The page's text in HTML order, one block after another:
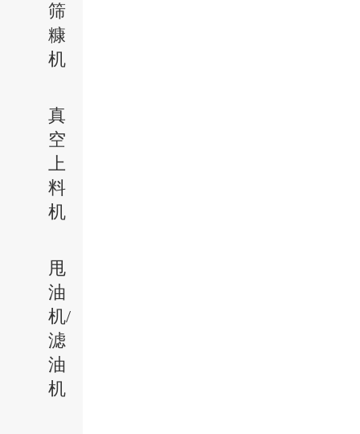
筛
糠
机
真
空
上
料
机
甩
油
机/
滤
油
机